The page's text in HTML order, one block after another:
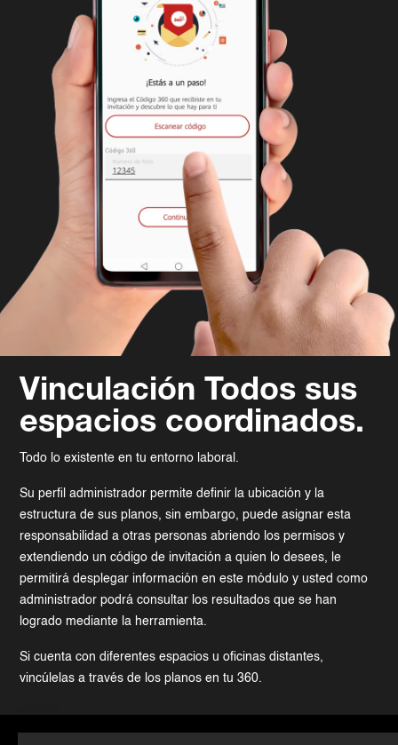
Vinculación Todos sus
espacios coordinados.
Todo lo existente en tu entorno laboral.
Su perfil administrador permite definir la ubicación y la
estructura de sus planos, sin embargo, puede asignar esta
responsabilidad a otras personas abriendo los permisos y
extendiendo un código de invitación a quien lo desees, le
permitirá desplegar información en este módulo y usted como
administrador podrá consultar los resultados que se han
logrado mediante la herramienta.
Si cuenta con diferentes espacios u oficinas distantes,
vincúlelas a través de los planos en tu 360.